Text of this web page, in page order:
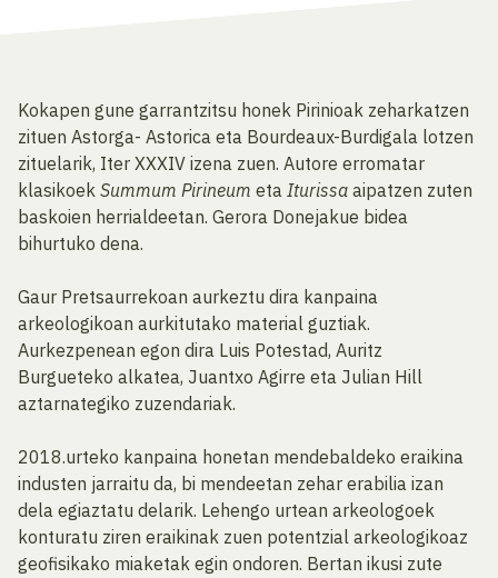
Kokapen gune garrantzitsu honek Pirinioak zeharkatzen
zituen Astorga- Astorica eta Bourdeaux-Burdigala lotzen
zituelarik, Iter XXXIV izena zuen. Autore erromatar
klasikoek Summum Pirineum eta Iturissa aipatzen zuten
baskoien herrialdeetan. Gerora Donejakue bidea
bihurtuko dena.
Gaur Pretsaurrekoan aurkeztu dira kanpaina
arkeologikoan aurkitutako material guztiak.
Aurkezpenean egon dira Luis Potestad, Auritz
Burgueteko alkatea, Juantxo Agirre eta Julian Hill
aztarnategiko zuzendariak.
2018.urteko kanpaina honetan mendebaldeko eraikina
industen jarraitu da, bi mendeetan zehar erabilia izan
dela egiaztatu delarik. Lehengo urtean arkeologoek
konturatu ziren eraikinak zuen potentzial arkeologikoaz
geofisikako miaketak egin ondoren. Bertan ikusi zute